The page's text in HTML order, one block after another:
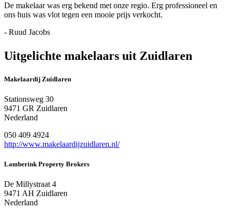
De makelaar was erg bekend met onze regio. Erg professioneel en
ons huis was vlot tegen een mooie prijs verkocht.
- Ruud Jacobs
Uitgelichte makelaars uit Zuidlaren
Makelaardij Zuidlaren
Stationsweg 30
9471 GR Zuidlaren
Nederland
050 409 4924
http://www.makelaardijzuidlaren.nl/
Lamberink Property Brokers
De Millystraat 4
9471 AH Zuidlaren
Nederland